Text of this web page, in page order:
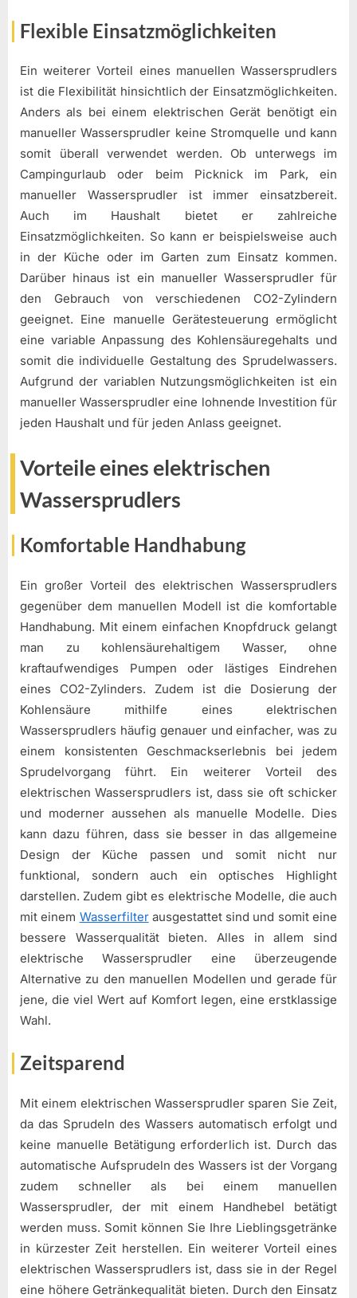
Flexible Einsatzmöglichkeiten
Ein weiterer Vorteil eines manuellen Wassersprudlers
ist die Flexibilität hinsichtlich der Einsatzmöglichkeiten.
Anders als bei einem elektrischen Gerät benötigt ein
manueller Wassersprudler keine Stromquelle und kann
somit überall verwendet werden. Ob unterwegs im
Campingurlaub oder beim Picknick im Park, ein
manueller Wassersprudler ist immer einsatzbereit.
Auch im Haushalt bietet er zahlreiche
Einsatzmöglichkeiten. So kann er beispielsweise auch
in der Küche oder im Garten zum Einsatz kommen.
Darüber hinaus ist ein manueller Wassersprudler für
den Gebrauch von verschiedenen CO2-Zylindern
geeignet. Eine manuelle Gerätesteuerung ermöglicht
eine variable Anpassung des Kohlensäuregehalts und
somit die individuelle Gestaltung des Sprudelwassers.
Aufgrund der variablen Nutzungsmöglichkeiten ist ein
manueller Wassersprudler eine lohnende Investition für
jeden Haushalt und für jeden Anlass geeignet.
Vorteile eines elektrischen
Wassersprudlers
Komfortable Handhabung
Ein großer Vorteil des elektrischen Wassersprudlers
gegenüber dem manuellen Modell ist die komfortable
Handhabung. Mit einem einfachen Knopfdruck gelangt
man zu kohlensäurehaltigem Wasser, ohne
kraftaufwendiges Pumpen oder lästiges Eindrehen
eines CO2-Zylinders. Zudem ist die Dosierung der
Kohlensäure mithilfe eines elektrischen
Wassersprudlers häufig genauer und einfacher, was zu
einem konsistenten Geschmackserlebnis bei jedem
Sprudelvorgang führt. Ein weiterer Vorteil des
elektrischen Wassersprudlers ist, dass sie oft schicker
und moderner aussehen als manuelle Modelle. Dies
kann dazu führen, dass sie besser in das allgemeine
Design der Küche passen und somit nicht nur
funktional, sondern auch ein optisches Highlight
darstellen. Zudem gibt es elektrische Modelle, die auch
mit einem Wasserfilterausgestattet sind und somit eine
bessere Wasserqualität bieten. Alles in allem sind
elektrische Wassersprudler eine überzeugende
Alternative zu den manuellen Modellen und gerade für
jene, die viel Wert auf Komfort legen, eine erstklassige
Wahl.
Zeitsparend
Mit einem elektrischen Wassersprudler sparen Sie Zeit,
da das Sprudeln des Wassers automatisch erfolgt und
keine manuelle Betätigung erforderlich ist. Durch das
automatische Aufsprudeln des Wassers ist der Vorgang
zudem schneller als bei einem manuellen
Wassersprudler, der mit einem Handhebel betätigt
werden muss. Somit können Sie Ihre Lieblingsgetränke
in kürzester Zeit herstellen. Ein weiterer Vorteil eines
elektrischen Wassersprudlers ist, dass sie in der Regel
eine höhere Getränkequalität bieten. Durch den Einsatz